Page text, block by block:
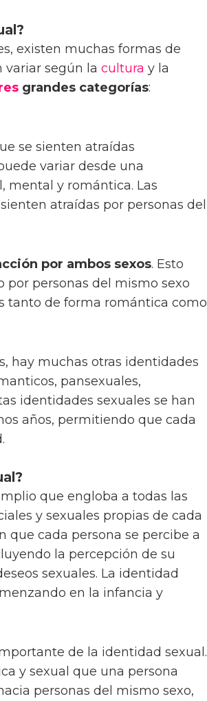
existen muchas formas de
variar según la cultura y la
grandes categorías:
se sienten atraídas
variar desde una
mental y romántica. Las
atraídas por personas del
por ambos sexos. Esto
personas del mismo sexo
tanto de forma romántica como
hay muchas otras identidades
pansexuales,
identidades sexuales se han
años, permitiendo que cada
que engloba a todas las
y sexuales propias de cada
que cada persona se percibe a
la percepción de su
sexuales. La identidad
en la infancia y
de la identidad sexual.
y sexual que una persona
personas del mismo sexo,